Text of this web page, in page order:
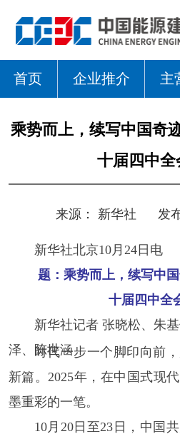
首页 企业推介 主
乘势而上，续写中国
十届四中全
来源： 新华社 发
新华社北京10月24日电
题：乘势而上，续写中
十届四中全
新华社记者 张晓松、朱
泽、陈世涵
时代一步一个脚印向前
新篇。2025年，在中国式现
墨重彩的一笔。
10月20日至23日，中国